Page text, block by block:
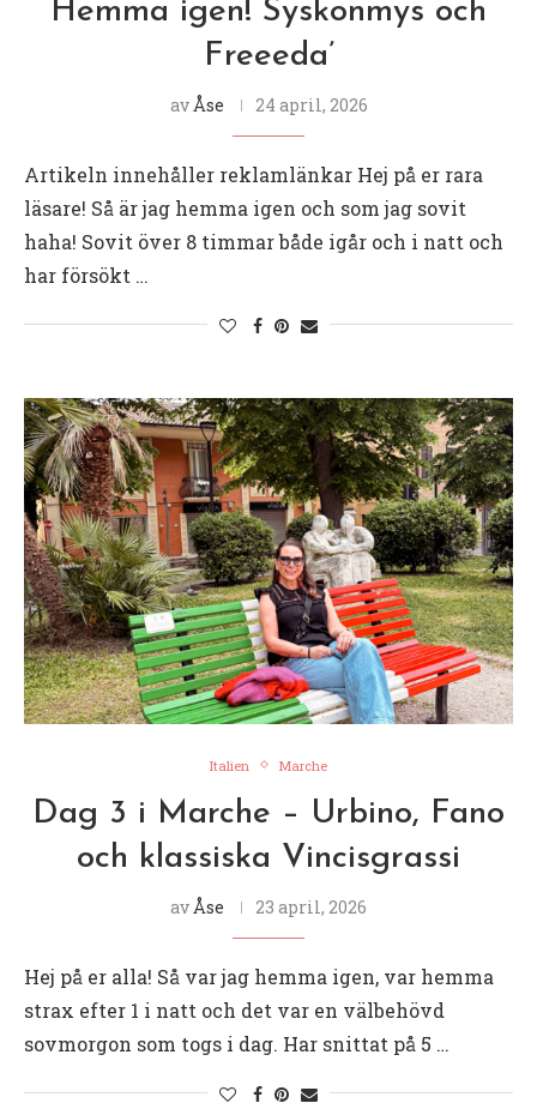
Hemma igen! Syskonmys och
Freeeda’
av Åse 24 april, 2026
Artikeln innehåller reklamlänkar Hej på er rara
läsare! Så är jag hemma igen och som jag sovit
haha! Sovit över 8 timmar både igår och i natt och
har försökt …
Italien Marche
Dag 3 i Marche – Urbino, Fano
och klassiska Vincisgrassi
av Åse 23 april, 2026
Hej på er alla! Så var jag hemma igen, var hemma
strax efter 1 i natt och det var en välbehövd
sovmorgon som togs i dag. Har snittat på 5 …